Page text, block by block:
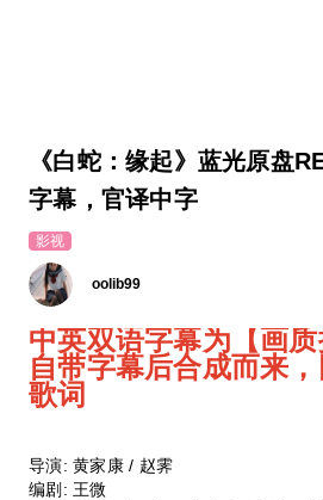
《白蛇：缘起》蓝光原盘
字幕，官译中字
影视
oolib99
中英双语字幕为【画
自带字幕后合成而来
歌词
导演: 黄家康 / 赵霁
编剧: 王微